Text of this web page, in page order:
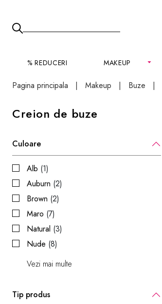
% REDUCERI MAKEUP
Pagina principala Makeup Buze
Creion de buze
Culoare
Alb (1)
Auburn (2)
Brown (2)
Maro (7)
Natural (3)
Nude (8)
Vezi mai multe
Tip produs